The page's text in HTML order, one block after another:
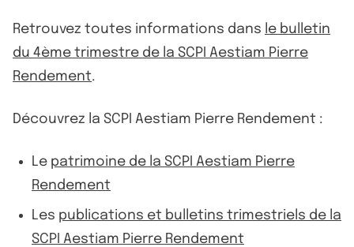
Retrouvez toutes informations dans le bulletin
du 4ème trimestre de la SCPI Aestiam Pierre
Rendement.
Découvrez la SCPI Aestiam Pierre Rendement :
Le patrimoine de la SCPI Aestiam Pierre
Rendement
Les publications et bulletins trimestriels de la
SCPI Aestiam Pierre Rendement